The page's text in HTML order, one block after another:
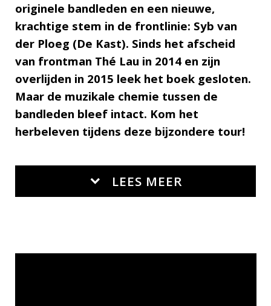
originele bandleden en een nieuwe,
krachtige stem in de frontlinie: Syb van
der Ploeg (De Kast). Sinds het afscheid
van frontman Thé Lau in 2014 en zijn
overlijden in 2015 leek het boek gesloten.
Maar de muzikale chemie tussen de
bandleden bleef intact. Kom het
herbeleven tijdens deze bijzondere tour!
LEES MEER